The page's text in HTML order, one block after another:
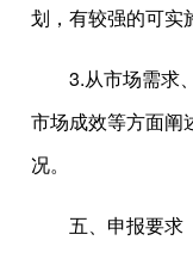
划，有较强的可实
3.从市场需求、
市场成效等方面阐
况。
五、申报要求